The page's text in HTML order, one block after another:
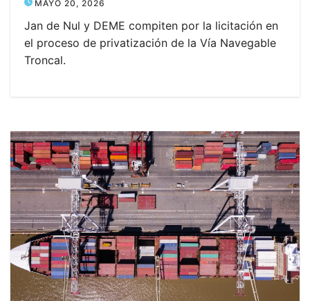
MAYO 20, 2026
Jan de Nul y DEME compiten por la licitación en
el proceso de privatización de la Vía Navegable
Troncal.